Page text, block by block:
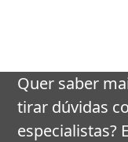
carousel
navigation
buttons
Quer saber
tirar dúvidas
especialistas?